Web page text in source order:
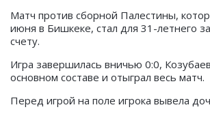
Матч против сборной Палестины,
июня в Бишкеке, стал для 31-летнего
счету.
Игра завершилась вничью 0:0,
основном составе и отыграл весь матч.
Перед игрой на поле игрока вывела